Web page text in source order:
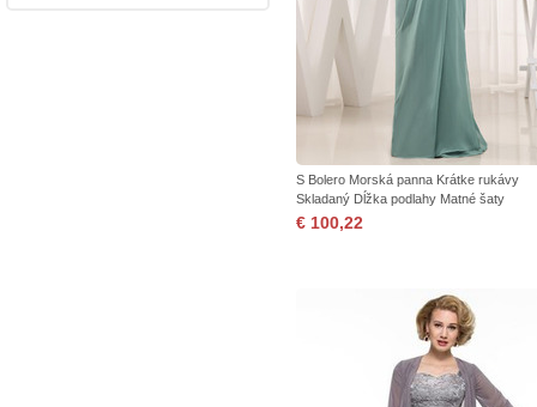
S Bolero Morská panna Krátke rukávy
Skladaný Dĺžka podlahy Matné šaty
€ 100,22